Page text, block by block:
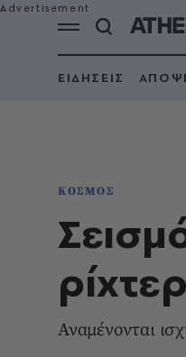
ΕΙΔΗΣΕΙΣ
ΚΟΣΜΟΣ
Αναμένονται